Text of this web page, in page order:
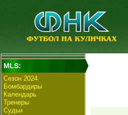
MLS:
Сезон 2024
Бомбардиры
Календарь
Тренеры
Судьи